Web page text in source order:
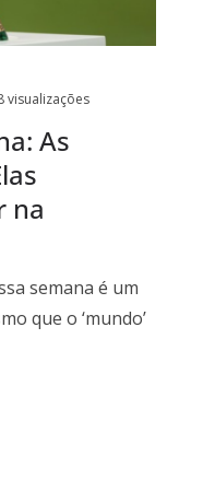
visualizações
As
na
semana é um
que o ‘mundo’